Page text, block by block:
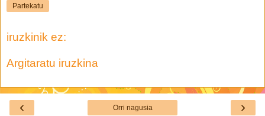
Partekatu
iruzkinik ez:
Argitaratu iruzkina
‹ ›
Orri nagusia